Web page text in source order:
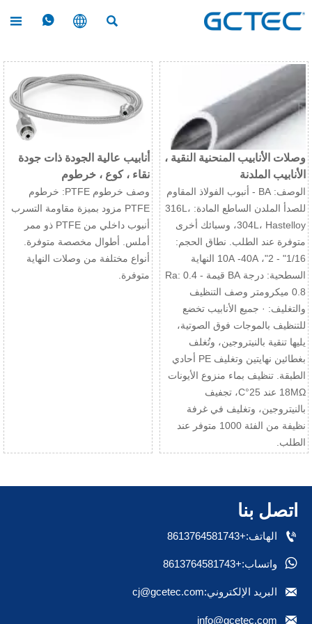




أنابيب عالية الجودة ذات جودة
نقاء ، كوع ، خرطوم
وصف خرطوم PTFE: خرطوم
PTFE مزود بميزة مقاومة التسرب
أنبوب داخلي من PTFE ذو ممر
أملس. أطوال مخصصة متوفرة.
أنواع مختلفة من وصلات النهاية
متوفرة.
وصلات الأنابيب المنحنية النقية ،
الأنابيب الملدنة
الوصف: BA - أنبوب الفولاذ المقاوم
للصدأ الملدن الساطع المادة: 316L،
304L، Hastelloy، وسبائك أخرى
متوفرة عند الطلب. نطاق الحجم:
1/16" - 2"، 10A -40A النهاية
السطحية: درجة BA قيمة Ra: 0.4 -
0.8 ميكرومتر وصف التنظيف
والتغليف: · جميع الأنابيب تخضع
للتنظيف بالموجات فوق الصوتية،
يليها تنقية بالنيتروجين، وتُغلف
بغطائين نهايتين وتغليف PE أحادي
الطبقة. تنظيف بماء منزوع الأيونات
18MΩ عند 25°C، تجفيف
بالنيتروجين، وتغليف في غرفة
نظيفة من الفئة 1000 متوفر عند
الطلب.
اتصل بنا
 الهاتف:+8613764581743
 واتساب:+8613764581743
 البريد الإلكتروني:cj@gcetec.com

info@gcetec.com